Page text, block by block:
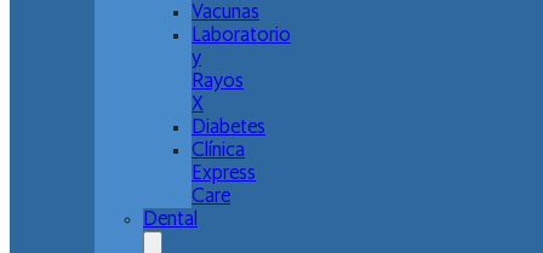
Vacunas
Laboratorio
y
Rayos
X
Diabetes
Clínica
Express
Care
Dental